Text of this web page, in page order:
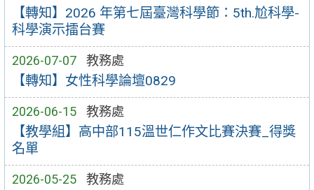
【轉知】2026 年第七屆臺灣科學節：5th.尬科學-
科學演示擂台賽
2026-07-07 教務處
【轉知】女性科學論壇0829
2026-06-15 教務處
【教學組】高中部115溫世仁作文比賽決賽_得獎
名單
2026-05-25 教務處